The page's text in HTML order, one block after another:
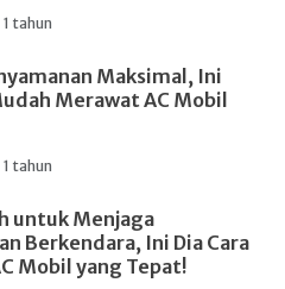
1 tahun
Maksimal, Ini
Merawat AC Mobil
1 tahun
untuk Menjaga
Berkendara, Ini Dia Cara
Mobil yang Tepat!